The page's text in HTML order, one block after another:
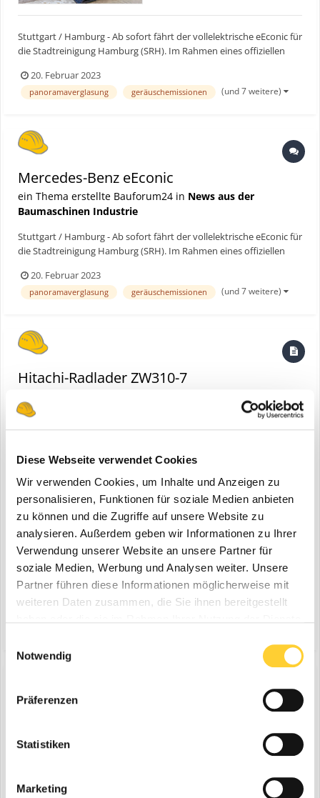
Diese Webseite verwendet Cookies
Wir verwenden Cookies, um Inhalte und Anzeigen zu
personalisieren, Funktionen für soziale Medien anbieten
zu können und die Zugriffe auf unsere Website zu
analysieren. Außerdem geben wir Informationen zu Ihrer
Verwendung unserer Website an unsere Partner für
soziale Medien, Werbung und Analysen weiter. Unsere
Partner führen diese Informationen möglicherweise mit
weiteren Daten zusammen, die Sie ihnen bereitgestellt
Notwendig
Präferenzen
Statistiken
Marketing
Stuttgart / Hamburg - Ab sofort fährt der vollelektrische eEconic für
die Stadtreinigung Hamburg (SRH). Im Rahmen eines offiziellen
Schlüssel gemeinsam mit SRHGeschäftsführer Professor Dr.
Rüdiger Siechau und Franziska Cusumano, Leiterin...
20. Februar 2023
panoramaverglasung geräuschemissionen (und 7 weitere)
Mercedes-Benz eEconic
ein Thema erstellte Bauforum24 in News aus der
Baumaschinen Industrie
Stuttgart / Hamburg - Ab sofort fährt der vollelektrische eEconic für
die Stadtreinigung Hamburg (SRH). Im Rahmen eines offiziellen
Schlüssel gemeinsam mit SRHGeschäftsführer Professor Dr.
Rüdiger Siechau und Franziska Cusumano, Leiterin...
20. Februar 2023
panoramaverglasung geräuschemissionen (und 7 weitere)
Hitachi-Radlader ZW310-7
Baienfurt / Ravensburg, 03.08.2022 - Gemacht für die schwere
Arbeit in Steinbrüchen, im Kieswerk oder im Recycling ist der
Hitachi ZW310-7 die erste Wahl für Rückverladung und
3. August 2022 1 Kommentar
Baumaschinen Industrie
Arbeit in Steinbrüchen, im Kieswerk oder im Recycling ist der